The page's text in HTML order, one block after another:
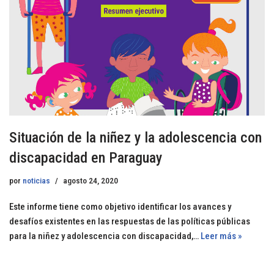
Situación de la niñez y la adolescencia con
discapacidad en Paraguay
por noticias agosto 24, 2020
Este informe tiene como objetivo identificar los avances y
desafíos existentes en las respuestas de las políticas públicas
para la niñez y adolescencia con discapacidad,… Leer más »